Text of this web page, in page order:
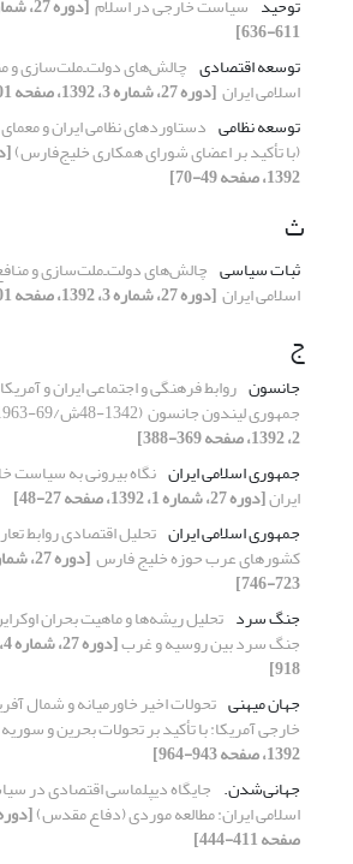
611-636]
توسعه اقتصادی چالش‌های دولت‌ـ‌ملت‌سازی و
اسلامی ایران ‏[دوره 27، شماره 3، 1392، صفحه 701-722]
توسعه نظامی دستاوردهای نظامی ایران و
‏‏(با تأکید بر اعضای شورای همکاری خلیج‌فارس)‏
1392، صفحه 49-70]
ث
ثبات سیاسی چالش‌های دولت‌ـ‌ملت‌سازی و
اسلامی ایران ‏[دوره 27، شماره 3، 1392، صفحه 701-722]
ج
جانسون روابط فرهنگی و اجتماعی ایران و
جمهوری لیندون جانسون ‏ (48-1342ش/69-1963م)‏
2، 1392، صفحه 369-388]
جمهوری ‌اسلامی ‌ایران نگاه بیرونی به سیاست
ایران[دوره 27، شماره 1، 1392، صفحه 27-48]
جمهوری اسلامی ایران تحلیل اقتصادی روابط
‏کشورهای عرب حوزه خلیج فارس ‏
723-746]
جنگ سرد تحلیل ریشه‌ها و ماهیت بحران
جنگ سرد بین روسیه و غرب
918]
جهان میهنی تحولات اخیر خاورمیانه و شمال
خارجی آمریکا: با تأکید بر تحولات بحرین و سوریه
1392، صفحه 943-964]
جهانی‌شدن.‏ جایگاه دیپلماسی اقتصادی در
اسلامی ایران: مطالعه موردی (دفاع مقدس)‏
صفحه 411-444]